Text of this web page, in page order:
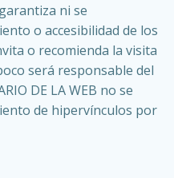
ni se
o accesibilidad de los
o recomienda la visita
será responsable del
DE LA WEB no se
de hipervínculos por